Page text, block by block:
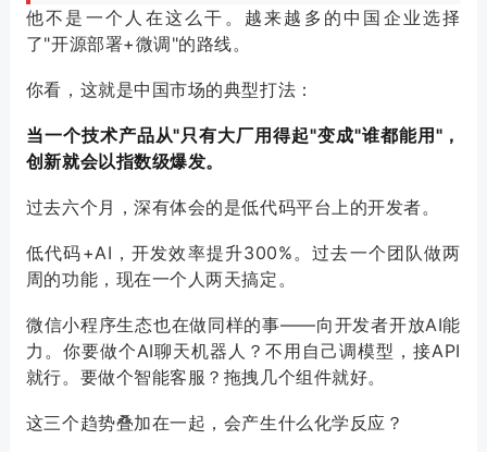
他不是一个人在这么干。越来越多的中国企业选择
了"开源部署+微调"的路线。
你看，这就是中国市场的典型打法：
当一个技术产品从"只有大厂用得起"变成"谁都能用"，
创新就会以指数级爆发。
过去六个月，深有体会的是低代码平台上的开发者。
低代码+AI，开发效率提升300%。过去一个团队做两
周的功能，现在一个人两天搞定。
微信小程序生态也在做同样的事——向开发者开放AI能
力。你要做个AI聊天机器人？不用自己调模型，接API
就行。要做个智能客服？拖拽几个组件就好。
这三个趋势叠加在一起，会产生什么化学反应？